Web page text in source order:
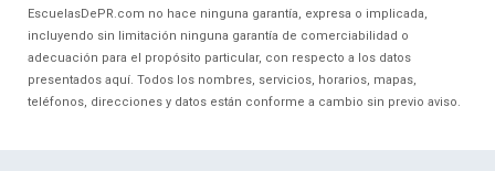
EscuelasDePR.com no hace ninguna garantía, expresa o implicada,
incluyendo sin limitación ninguna garantía de comerciabilidad o
adecuación para el propósito particular, con respecto a los datos
presentados aquí. Todos los nombres, servicios, horarios, mapas,
teléfonos, direcciones y datos están conforme a cambio sin previo aviso.